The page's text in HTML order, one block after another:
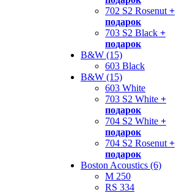
702 S2 Rosenut +
подарок
703 S2 Black +
подарок
B&W (15)
603 Black
B&W (15)
603 White
703 S2 White +
подарок
704 S2 White +
подарок
704 S2 Rosenut +
подарок
Boston Acoustics (6)
M 250
RS 334